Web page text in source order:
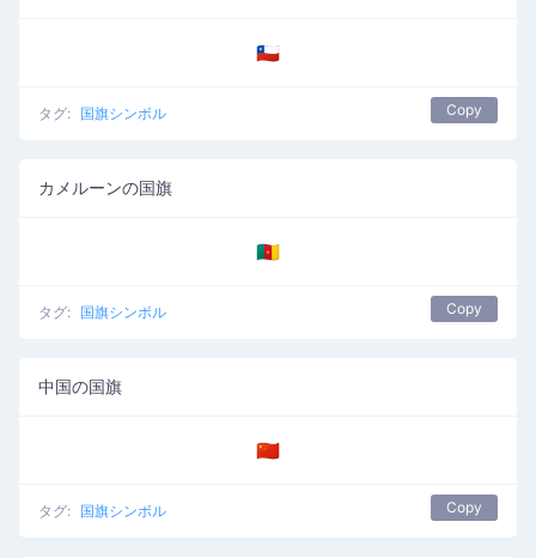
🇨🇱
タグ: 国旗シンボル Copy
カメルーンの国旗
🇨🇲
タグ: 国旗シンボル Copy
中国の国旗
🇨🇳
タグ: 国旗シンボル Copy